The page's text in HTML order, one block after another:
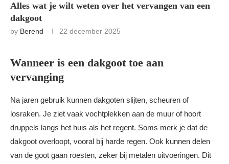
Alles wat je wilt weten over het vervangen van een
dakgoot
by Berend 22 december 2025
Wanneer is een dakgoot toe aan
vervanging
Na jaren gebruik kunnen dakgoten slijten, scheuren of
losraken. Je ziet vaak vochtplekken aan de muur of hoort
druppels langs het huis als het regent. Soms merk je dat de
dakgoot overloopt, vooral bij harde regen. Ook kunnen delen
van de goot gaan roesten, zeker bij metalen uitvoeringen. Dit